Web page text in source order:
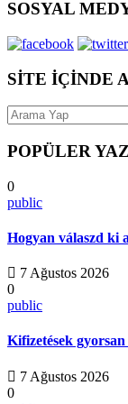
SOSYAL
SİTE İÇİNDE
POPÜLER
0
public
Hogyan válaszd ki
7 Ağustos 2026
0
public
Kifizetések
7 Ağustos 2026
0